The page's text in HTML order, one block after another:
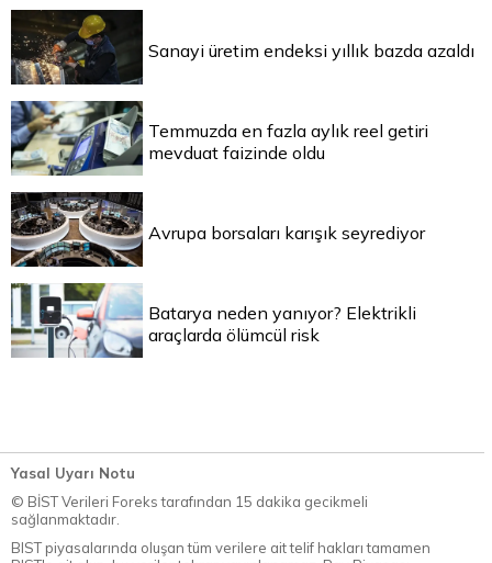
Sanayi üretim endeksi yıllık bazda azaldı
Temmuzda en fazla aylık reel getiri
mevduat faizinde oldu
Avrupa borsaları karışık seyrediyor
Batarya neden yanıyor? Elektrikli
araçlarda ölümcül risk
Yasal Uyarı Notu
© BİST Verileri Foreks tarafından 15 dakika gecikmeli
sağlanmaktadır.
BIST piyasalarında oluşan tüm verilere ait telif hakları tamamen